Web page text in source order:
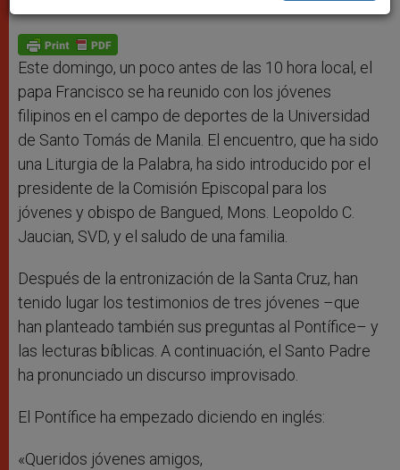
s
A
p
p
e
n
g
e
r
b
o
o
k
t
e
e
Este domingo, un poco antes de las 10 hora local, el
papa Francisco se ha reunido con los jóvenes
filipinos en el campo de deportes de la Universidad
de Santo Tomás de Manila. El encuentro, que ha sido
una Liturgia de la Palabra, ha sido introducido por el
presidente de la Comisión Episcopal para los
jóvenes y obispo de Bangued, Mons. Leopoldo C.
Jaucian, SVD, y el saludo de una familia.
Después de la entronización de la Santa Cruz, han
tenido lugar los testimonios de tres jóvenes –que
han planteado también sus preguntas al Pontífice– y
las lecturas bíblicas. A continuación, el Santo Padre
ha pronunciado un discurso improvisado.
El Pontífice ha empezado diciendo en inglés:
«Queridos jóvenes amigos,